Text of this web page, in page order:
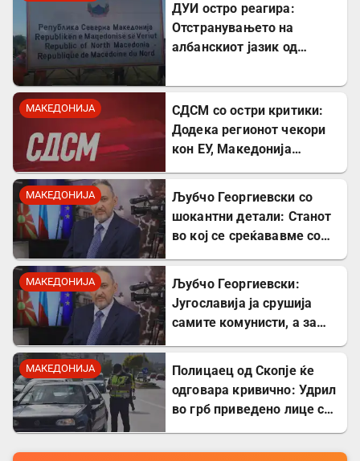
ДУИ остро реагира:
Отстранувањето на
албанскиот јазик од
тешка провокација
МАКЕДОНИЈА
СДСМ со остри критики:
Додека регионот чекори
кон ЕУ, Македонија
МАКЕДОНИЈА
Љубчо Георгиевски со
шокантни детали: Станот
во кој се среќававме со
МАКЕДОНИЈА
Љубчо Георгиевски:
Југославија ја срушија
самите комунисти, а за
молчеа освен мене
МАКЕДОНИЈА
Полицаец од Скопје ќе
одговара кривично: Удрил
во грб приведено лице со